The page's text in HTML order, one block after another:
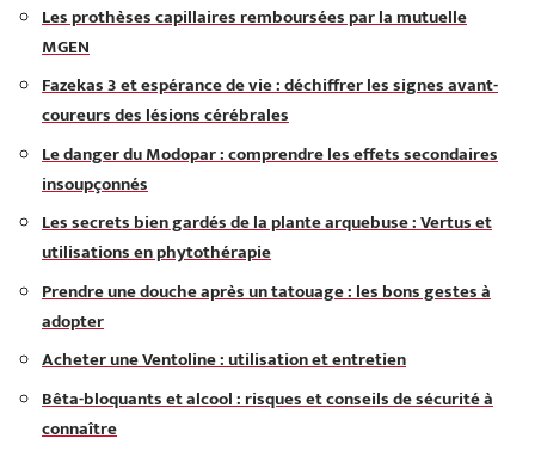
Les prothèses capillaires remboursées par la mutuelle
MGEN
Fazekas 3 et espérance de vie : déchiffrer les signes avant-
coureurs des lésions cérébrales
Le danger du Modopar : comprendre les effets secondaires
insoupçonnés
Les secrets bien gardés de la plante arquebuse : Vertus et
utilisations en phytothérapie
Prendre une douche après un tatouage : les bons gestes à
adopter
Acheter une Ventoline : utilisation et entretien
Bêta-bloquants et alcool : risques et conseils de sécurité à
connaître